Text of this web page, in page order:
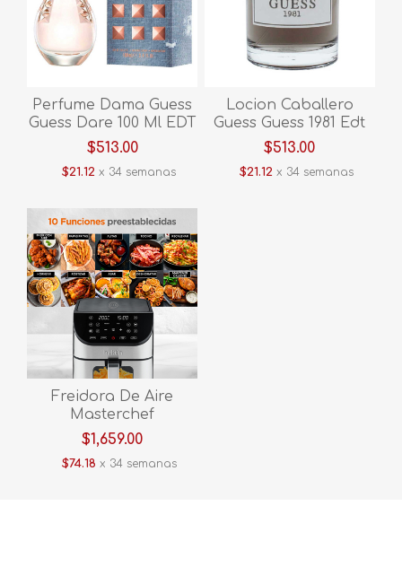
Perfume Dama Guess
Guess Dare 100 Ml EDT
MGUED
$513.00
$21.12 x 34 semanas
Locion Caballero
Guess Guess 1981 Edt
100ml Hgue1981
$513.00
$21.12 x 34 semanas
Freidora De Aire
Masterchef
C/VENTANA 6L MK-AF-
6WT / A. Inox
$1,659.00
$74.18 x 34 semanas